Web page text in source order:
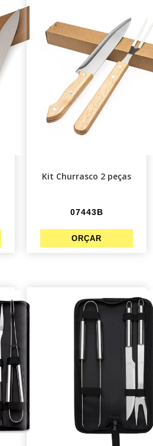
Kit Churrasco 2 peças
07443B